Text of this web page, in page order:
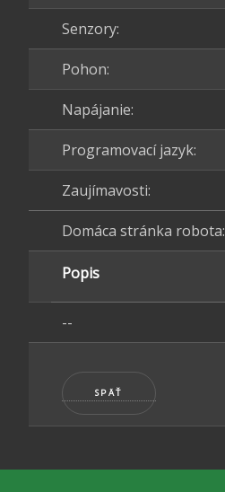
Senzory:
Pohon:
Napájanie:
Programovací jazyk:
Zaujímavosti:
Domáca stránka robota:
Popis
--